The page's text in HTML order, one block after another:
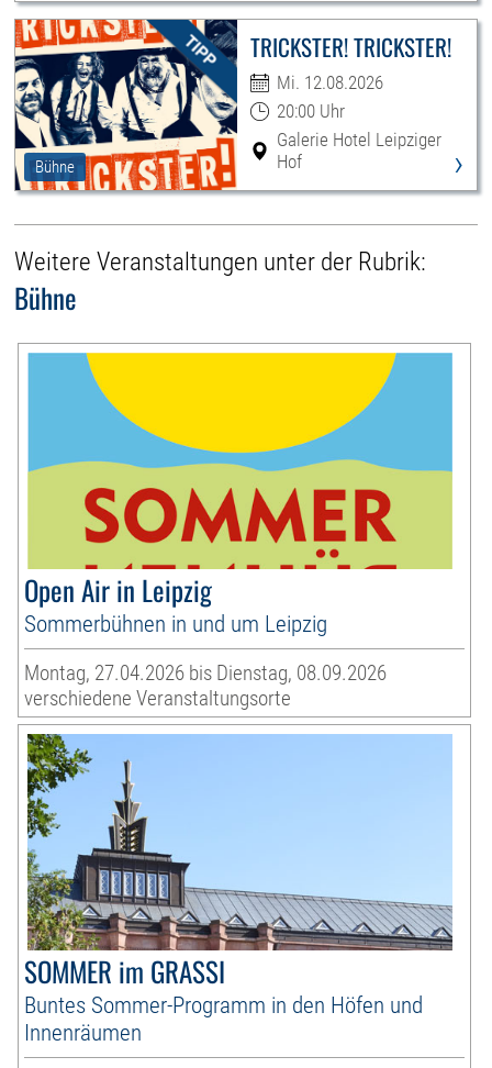
Bühne
TRICKSTER! TRICKSTER!
Mi. 12.08.2026
20:00 Uhr
Galerie Hotel Leipziger
Hof
›
Weitere Veranstaltungen unter der Rubrik:
Bühne
Open Air in Leipzig
Sommerbühnen in und um Leipzig
Montag, 27.04.2026 bis Dienstag, 08.09.2026
verschiedene Veranstaltungsorte
SOMMER im GRASSI
Buntes Sommer-Programm in den Höfen und
Innenräumen